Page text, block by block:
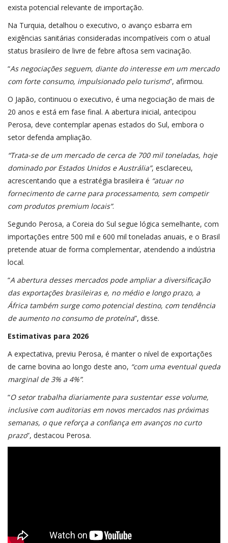
exista potencial relevante de importação.
Na Turquia, detalhou o executivo, o avanço esbarra em
exigências sanitárias consideradas incompatíveis com o atual
status brasileiro de livre de febre aftosa sem vacinação.
“As negociações seguem, diante do interesse em um mercado
com forte consumo, impulsionado pelo turismo”, afirmou.
O Japão, continuou o executivo, é uma negociação de mais de
20 anos e está em fase final. A abertura inicial, antecipou
Perosa, deve contemplar apenas estados do Sul, embora o
setor defenda ampliação.
“Trata-se de um mercado de cerca de 700 mil toneladas, hoje
dominado por Estados Unidos e Austrália”, esclareceu,
acrescentando que a estratégia brasileira é “atuar no
fornecimento de carne para processamento, sem competir
com produtos premium locais”.
Segundo Perosa, a Coreia do Sul segue lógica semelhante, com
importações entre 500 mil e 600 mil toneladas anuais, e o Brasil
pretende atuar de forma complementar, atendendo a indústria
local.
“A abertura desses mercados pode ampliar a diversificação
das exportações brasileiras e, no médio e longo prazo, a
África também surge como potencial destino, com tendência
de aumento no consumo de proteína”, disse.
Estimativas para 2026
A expectativa, previu Perosa, é manter o nível de exportações
de carne bovina ao longo deste ano, “com uma eventual queda
marginal de 3% a 4%”.
“O setor trabalha diariamente para sustentar esse volume,
inclusive com auditorias em novos mercados nas próximas
semanas, o que reforça a confiança em avanços no curto
prazo”, destacou Perosa.